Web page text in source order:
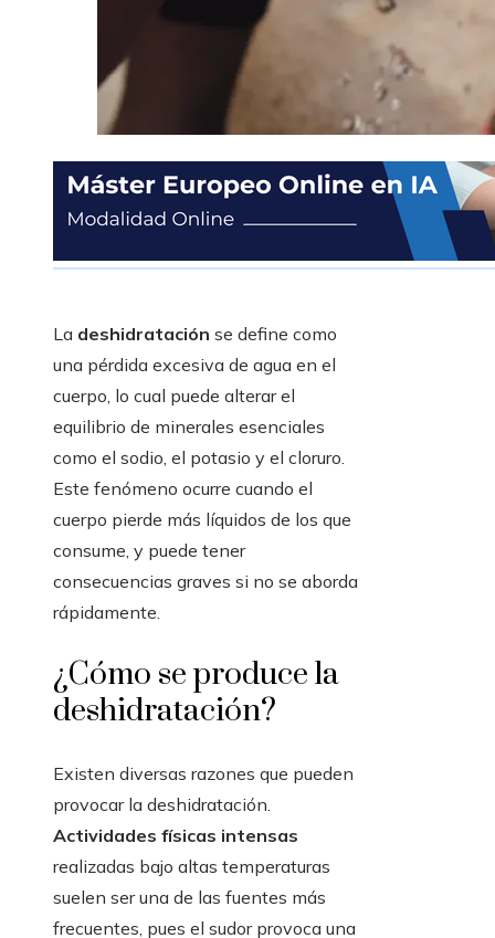
La deshidratación se define como
una pérdida excesiva de agua en el
cuerpo, lo cual puede alterar el
equilibrio de minerales esenciales
como el sodio, el potasio y el cloruro.
Este fenómeno ocurre cuando el
cuerpo pierde más líquidos de los que
consume, y puede tener
consecuencias graves si no se aborda
rápidamente.
¿Cómo se produce la
deshidratación?
Existen diversas razones que pueden
provocar la deshidratación.
Actividades físicas intensas
realizadas bajo altas temperaturas
suelen ser una de las fuentes más
frecuentes, pues el sudor provoca una